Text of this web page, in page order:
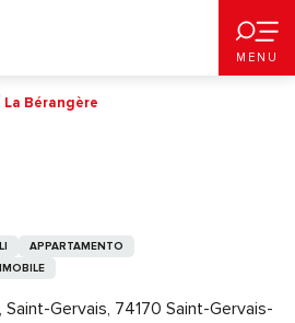
MENU
La Bérangère
APPARTAMENTO
Saint-Gervais, 74170 Saint-Gervais-